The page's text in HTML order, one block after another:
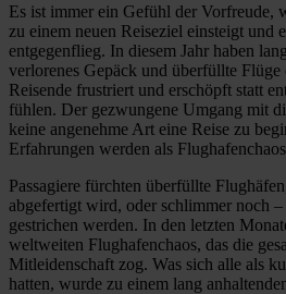
Es ist immer ein Gefühl der Vorfreude,
zu einem neuen Reiseziel einsteigt und
entgegenflieg. In diesem Jahr haben
verlorenes Gepäck und überfüllte Flüge
Reisende frustriert und erschöpft statt
fühlen. Der gezwungene Umgang mit
keine angenehme Art eine Reise zu
Erfahrungen werden als
Passagiere fürchten überfüllte
abgefertigt wird, oder schlimmer noch
gestrichen werden. In den letzten
weltweiten Flughafenchaos, das die
Mitleidenschaft zog. Was sich alle als
hatten, wurde zu einem lang